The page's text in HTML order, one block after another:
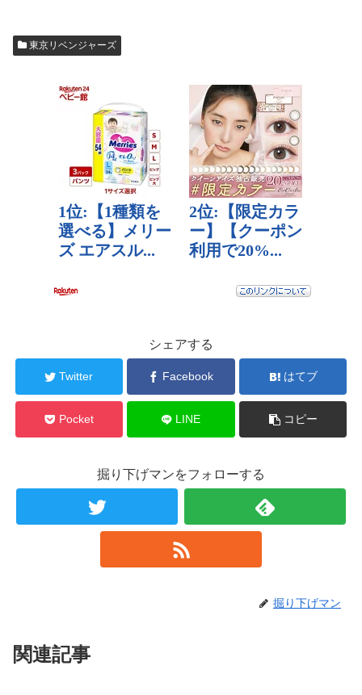
東京リベンジャーズ
シェアする
Twitter Facebook はてブ
Pocket LINE コピー
掘り下げマンをフォローする
掘り下げマン
関連記事